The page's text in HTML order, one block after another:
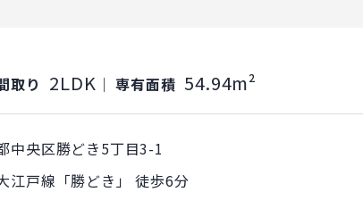
取り 2LDK ｜専有面積 54.94m²
中央区勝どき5丁目3-1
江戸線「勝どき」 徒歩6分